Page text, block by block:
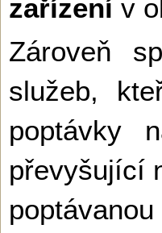
zařízenív
Zároveň
služeb,
poptávky
převyšující